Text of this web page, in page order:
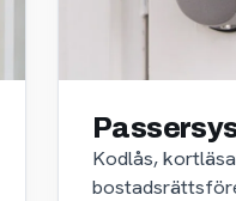
Kodlås,